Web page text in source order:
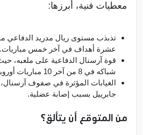
معطيات فنية، أبرزها:
تذبذب مستوى ريال مدريد الدفاعي
عشرة أهداف في آخر خمس مباريات.
قوة آرسنال الدفاعية على ملعبه،
شباكه في 8 من آخر 10 مباريات أوروبية على “الإمارات”.
الغيابات المؤثرة في صفوف آرسنال،
جابرييل بسبب إصابة عضلية.
من المتوقع أن يتألق؟